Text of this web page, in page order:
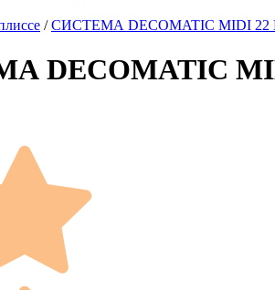
/ СИСТЕМА DECOMATIC MIDI
DECOMATIC